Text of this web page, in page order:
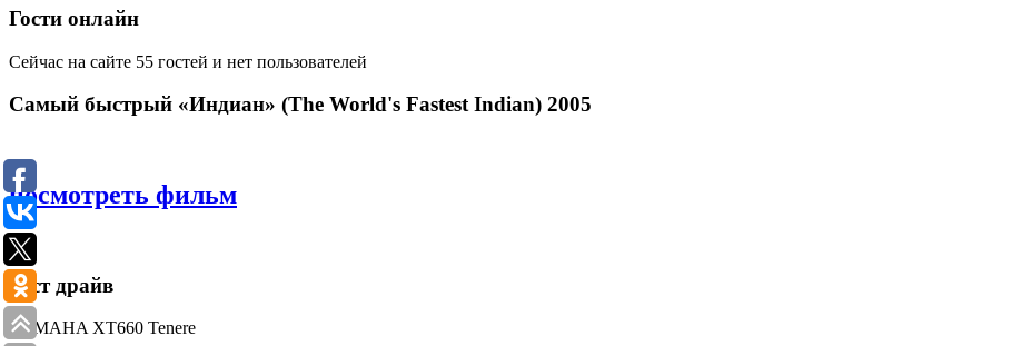
Гости онлайн
Сейчас на сайте 55 гостей и нет пользователей
Самый быстрый «Индиан» (The World's Fastest Indian) 2005
посмотреть фильм
Тест драйв
YAMAHA XT660 Tenere